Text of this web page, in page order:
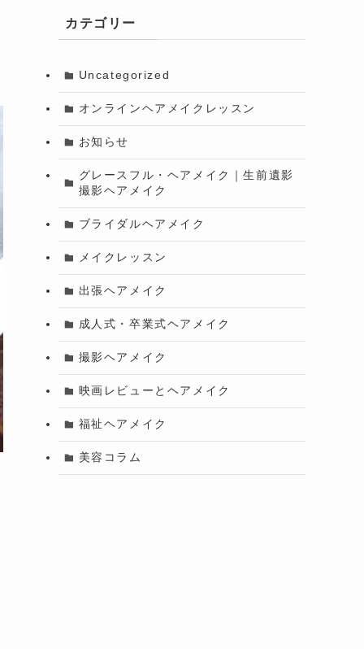
カテゴリー
Uncategorized
オンラインヘアメイクレッスン
お知らせ
グレースフル・ヘアメイク｜生前遺影
撮影ヘアメイク
ブライダルヘアメイク
メイクレッスン
出張ヘアメイク
成人式・卒業式ヘアメイク
撮影ヘアメイク
映画レビューとヘアメイク
福祉ヘアメイク
美容コラム